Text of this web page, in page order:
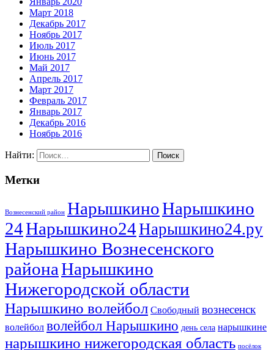
Март 2018
Декабрь 2017
Ноябрь 2017
Июль 2017
Июнь 2017
Май 2017
Апрель 2017
Март 2017
Февраль 2017
Январь 2017
Декабрь 2016
Ноябрь 2016
Найти:
Метки
Вознесенский район НарышкиноНарышкино
24Нарышкино24Нарышкино24.ру
Нарышкино Вознесенского
районаНарышкино
Нижегородской области
Нарышкино волейбол Свободный вознесенск
волейбол волейбол Нарышкино день села нарышкине
нарышкино нижегородская область посёлок